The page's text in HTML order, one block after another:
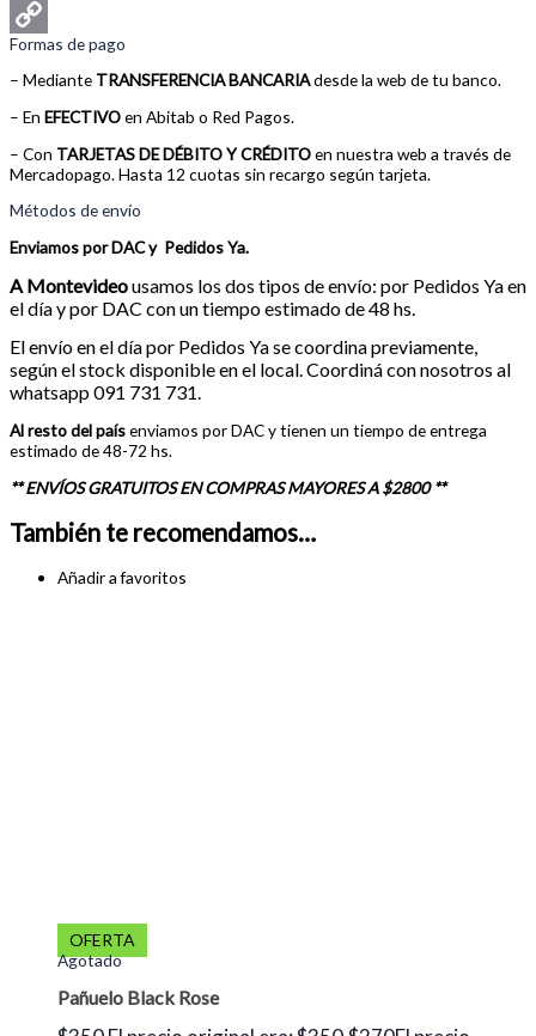
Email
Copy
Link
Formas de pago
– Mediante TRANSFERENCIA BANCARIAdesde la web de tu banco.
– En EFECTIVOen Abitab o Red Pagos.
– Con TARJETAS DE DÉBITO Y CRÉDITOen nuestra web a través de
Mercadopago. Hasta 12 cuotas sin recargo según tarjeta.
Métodos de envío
Enviamos por DAC y Pedidos Ya.
A Montevideousamos los dos tipos de envío: por Pedidos Ya en
el día y por DAC con un tiempo estimado de 48 hs.
El envío en el día por Pedidos Ya se coordina previamente,
según el stock disponible en el local. Coordiná con nosotros al
whatsapp 091 731 731.
Al resto del paísenviamos por DAC y tienen un tiempo de entrega
estimado de 48-72 hs.
** ENVÍOS GRATUITOS EN COMPRAS MAYORES A $2800 **
También te recomendamos…
Añadir a favoritos
OFERTA
Agotado
Pañuelo Black Rose